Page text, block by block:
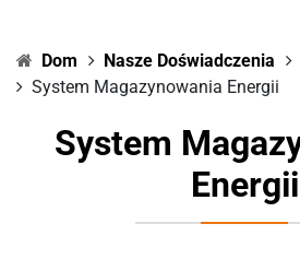
Dom Nasze Doświadczenia
System Magazynowania Energii
System
Energii